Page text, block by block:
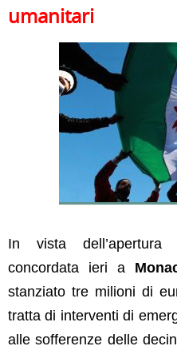
umanitari
In vista dell’apertura
concordata ieri a
stanziato tre milioni di
tratta di interventi di
alle sofferenze delle